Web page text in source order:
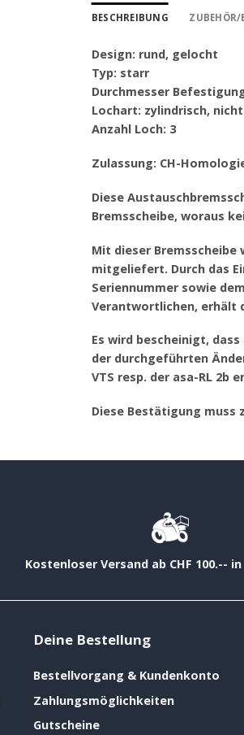
BESCHREIBUNG ZUBEHÖR/
Design: rund, gelocht
Typ: starr
Durchmesser
Lochart: zylindrisch,
Anzahl Loch: 3
Zulassung: CH-
Diese
Bremsscheibe, woraus
Mit dieser Bremsscheibe
mitgeliefert. Durch das
Seriennummer sowie
Verantwortlichen, erhält
Es wird bescheinigt,
der durchgeführten
VTS resp. der asa-RL 2b
Diese Bestätigung muss
Kostenloser Versand ab CHF 100.--
Deine Bestellung
Bestellvorgang & Kundenkonto
Zahlungsmöglichkeiten
Gutscheine